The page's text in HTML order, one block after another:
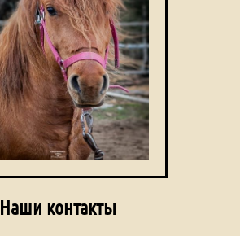
Наши контакты